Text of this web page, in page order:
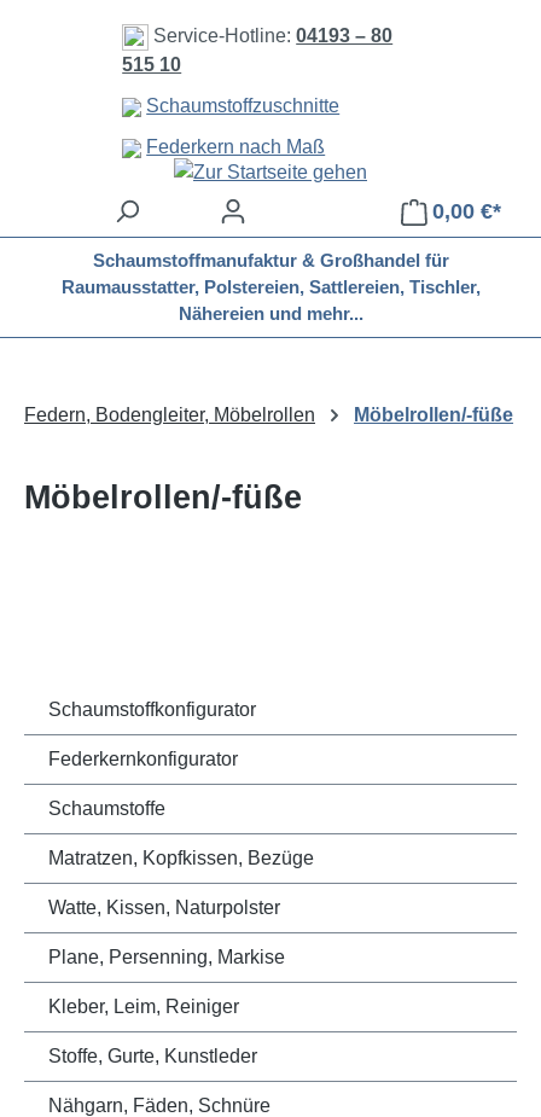
Zum Hauptinhalt springen
Service-Hotline:04193 – 80
515 10
Schaumstoffzuschnitte
Federkern nach Maß
0,00 €*
Schaumstoffmanufaktur & Großhandel für
Raumausstatter, Polstereien, Sattlereien, Tischler,
Nähereien und mehr...
Federn, Bodengleiter, Möbelrollen Möbelrollen/-füße
Möbelrollen/-füße
Schaumstoffkonfigurator
Federkernkonfigurator
Schaumstoffe
Matratzen, Kopfkissen, Bezüge
Watte, Kissen, Naturpolster
Plane, Persenning, Markise
Kleber, Leim, Reiniger
Stoffe, Gurte, Kunstleder
Nähgarn, Fäden, Schnüre